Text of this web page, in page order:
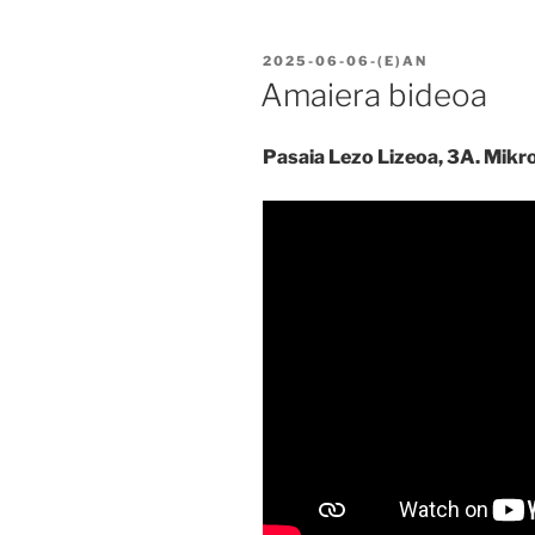
2025-06-06-(E)AN
Amaiera bideoa
Pasaia Lezo Lizeoa, 3A.